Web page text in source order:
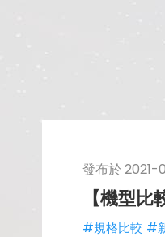
發布於 2021-
【機型
#規格比較 #